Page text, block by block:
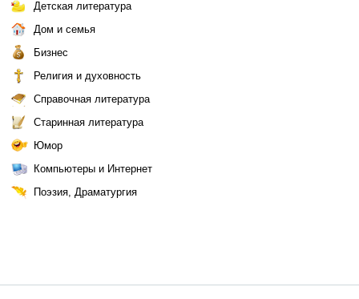
Детская литература
Дом и семья
Бизнес
Религия и духовность
Справочная литература
Старинная литература
Юмор
Компьютеры и Интернет
Поэзия, Драматургия